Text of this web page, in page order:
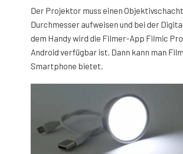
Der Projektor muss einen
Durchmesser aufweisen und bei der
dem Handy wird die Filmer-App Filmic
Android verfügbar ist. Dann kann man
Smartphone bietet.